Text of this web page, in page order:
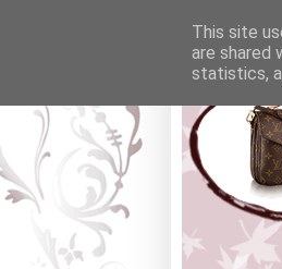
This site
are shared
statistics,